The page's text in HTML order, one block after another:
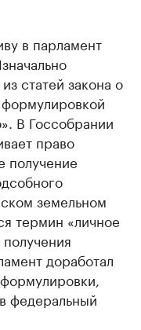
в парламент
статей закона о
В Госсобрании
право
получение
земельном
термин «личное
доработал
федеральный